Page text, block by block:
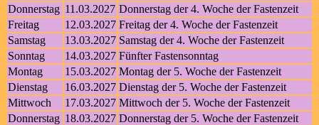
Donnerstag 11.03.2027 Donnerstag der 4. Woche der Fastenzeit
Freitag
12.03.2027 Freitag der 4. Woche der Fastenzeit
Samstag
13.03.2027 Samstag der 4. Woche der Fastenzeit
Sonntag
14.03.2027 Fünfter Fastensonntag
Montag
15.03.2027 Montag der 5. Woche der Fastenzeit
Dienstag
16.03.2027 Dienstag der 5. Woche der Fastenzeit
Mittwoch
17.03.2027 Mittwoch der 5. Woche der Fastenzeit
Donnerstag 18.03.2027 Donnerstag der 5. Woche der Fastenzeit